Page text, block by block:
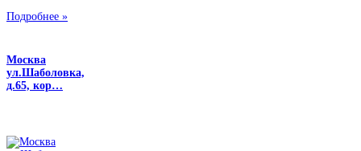
Подробнее »
Москва
ул.Шаболовка,
д.65, кор…